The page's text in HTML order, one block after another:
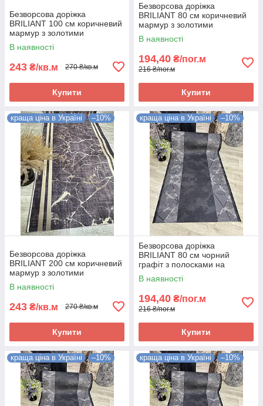
Безворсова доріжка
BRILIANT 100 см коричневий
мармур з золотими
полосками на підлогу на
кухню, в коридор
В наявності
243 ₴/кв.м 270 ₴/кв.м
Купити
Безворсова доріжка
BRILIANT 80 см коричневий
мармур з золотими
полосками на підлогу на
кухню, в коридор
В наявності
194,40 ₴/пог.м
216 ₴/пог.м
Купити
краща ціна в Україні –10%
Безворсова доріжка
BRILIANT 200 см коричневий
мармур з золотими
полосками на підлогу на
кухню, в коридор
В наявності
243 ₴/кв.м 270 ₴/кв.м
Купити
краща ціна в Україні –10%
Безворсова доріжка
BRILIANT 80 см чорний
графіт з полосками на
підлогу на кухню, в коридор
В наявності
194,40 ₴/пог.м
216 ₴/пог.м
Купити
краща ціна в Україні –10% краща ціна в Україні –10%